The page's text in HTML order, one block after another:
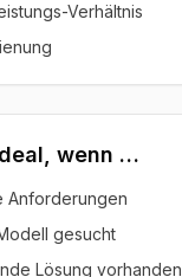
Verhältnis
wenn …
Anforderungen
gesucht
Lösung vorhanden